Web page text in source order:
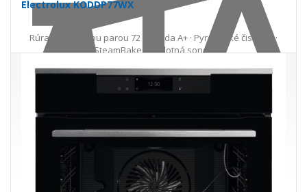
Electrolux KODDP77WX
Rúra s prídavnou parou 72 l · trieda A+ · Pyrolytické čistenie ·
SteamBake · Teplotná sonda
527,00 €811,00 €
Ušetríte 284,00 €
s DPH · doprava zdarma
Skladom